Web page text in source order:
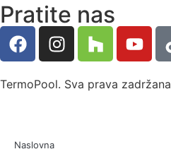
Pratite nas
TermoPool. Sva prava zadržana
Naslovna